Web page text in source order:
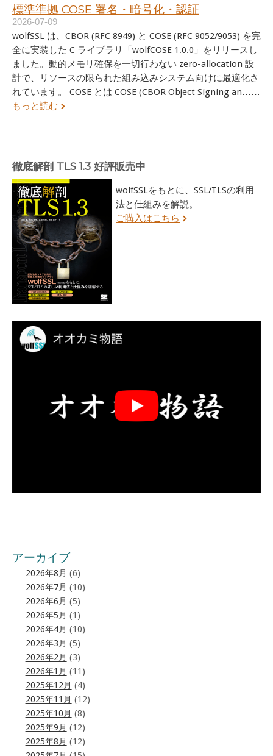
標準準拠 COSE 署名・暗号化・認証
2026-07-09
wolfSSL は、CBOR (RFC 8949) と COSE (RFC 9052/9053) を完
全に実装した C ライブラリ「wolfCOSE 1.0.0」をリリースし
ました。動的メモリ確保を一切行わない zero-allocation 設
計で、リソースの限られた組み込みシステム向けに最適化さ
れています。 COSE とは COSE (CBOR Object Signing an……
もっと読む
徹底解剖 TLS 1.3 好評販売中
wolfSSLをもとに、SSL/TLSの利用
法と仕組みを解説。
ご購入はこちら
アーカイブ
2026年8月 (6)
2026年7月 (10)
2026年6月 (5)
2026年5月 (1)
2026年4月 (10)
2026年3月 (5)
2026年2月 (3)
2026年1月 (11)
2025年12月 (4)
2025年11月 (12)
2025年10月 (8)
2025年9月 (12)
2025年8月 (12)